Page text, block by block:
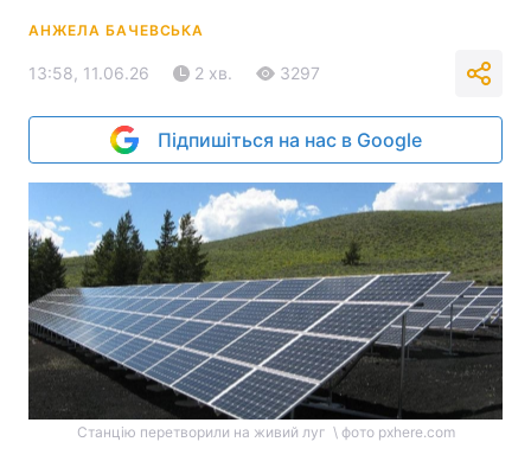
АНЖЕЛА БАЧЕВСЬКА
13:58, 11.06.26 2 хв. 3297
Підпишіться на нас в Google
Станцію перетворили на живий луг \ фото pxhere.com